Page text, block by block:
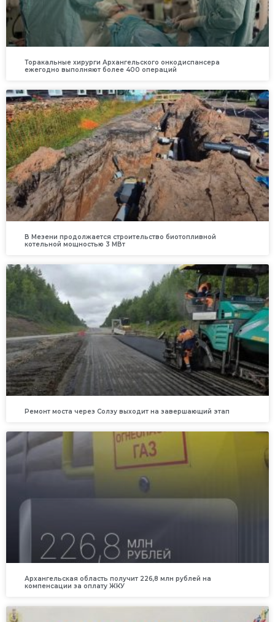
Торакальные хирурги Архангельского онкодиспансера
ежегодно выполняют более 400 операций
В Мезени продолжается строительство биотопливной
котельной мощностью 3 МВт
Ремонт моста через Солзу выходит на завершающий этап
Архангельская область получит 226,8 млн рублей на
компенсации за оплату ЖКУ